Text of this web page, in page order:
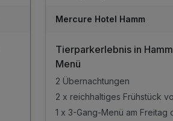
Mercure Hotel Hamm
Tierparkerlebnis in
Menü
2 Übernachtungen
2 x reichhaltiges Frühstück
1 x 3-Gang-Menü am Freitag